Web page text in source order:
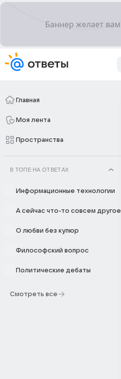
Главная
Моя лента
Пространства
В ТОПЕ НА ОТВЕТАХ
Информационные технологии
А сейчас что-то совсем другое
О любви без купюр
Философский вопрос
Политические дебаты
Смотреть все